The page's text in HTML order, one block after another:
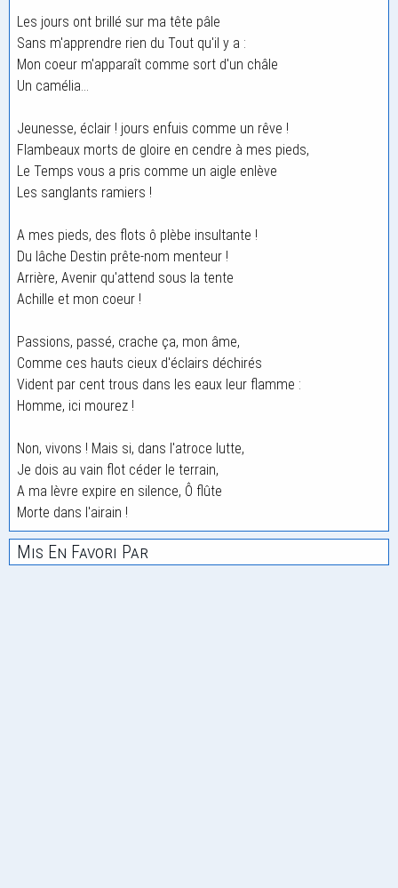
Les jours ont brillé sur ma tête pâle
Sans m'apprendre rien du Tout qu'il y a :
Mon coeur m'apparaît comme sort d'un châle
Un camélia...
Jeunesse, éclair ! jours enfuis comme un rêve !
Flambeaux morts de gloire en cendre à mes pieds,
Le Temps vous a pris comme un aigle enlève
Les sanglants ramiers !
A mes pieds, des flots ô plèbe insultante !
Du lâche Destin prête-nom menteur !
Arrière, Avenir qu'attend sous la tente
Achille et mon coeur !
Passions, passé, crache ça, mon âme,
Comme ces hauts cieux d'éclairs déchirés
Vident par cent trous dans les eaux leur flamme :
Homme, ici mourez !
Non, vivons ! Mais si, dans l'atroce lutte,
Je dois au vain flot céder le terrain,
A ma lèvre expire en silence, Ô flûte
Morte dans l'airain !
Mis En Favori Par